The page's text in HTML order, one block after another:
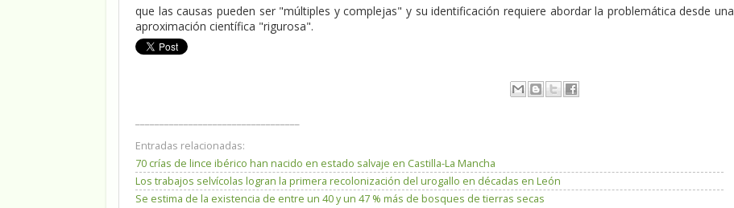
que las causas pueden ser "múltiples y complejas" y su identificación requiere abordar la problemática desde una
aproximación científica "rigurosa".
Entradas relacionadas:
70 crías de lince ibérico han nacido en estado salvaje en Castilla-La Mancha
Los trabajos selvícolas logran la primera recolonización del urogallo en décadas en León
Se estima de la existencia de entre un 40 y un 47 % más de bosques de tierras secas